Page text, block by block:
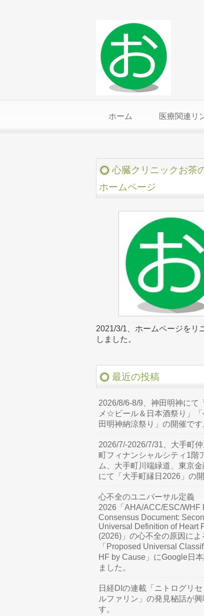
ホーム 医療関連リ
心臓クリニックお茶
ホームページ
2021/3/1、ホームページをリ
しました。
最近の投稿
2026/8/6-8/9、神田明神にて
メ☆ビール＆日本酒祭り」「
田明神納涼祭り」の開催です
2026/7/-2026/7/31、大手町
町フィナンシャルシティ1階
ム、大手町川端緑道、東京
にて「大手町縁日2026」の開
心不全のユニバーサル定義
2026「AHA/ACC/ESC/WHF
Consensus Document:
Universal Definition of Heart
(2026)」の心不全の原因によ
「Proposed Universal
HF by Cause」にGoogle日
ました。
日経DIの連載「ニトログリ
ルファリン」の発見秘話が
す。